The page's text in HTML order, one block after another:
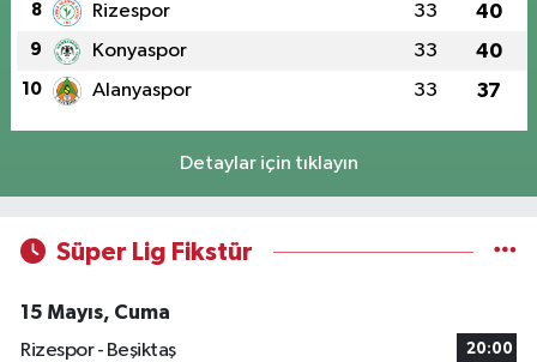
8 Rizespor 33 40
9 Konyaspor 33 40
10 Alanyaspor 33 37
Detaylar için tıklayın
Süper Lig Fikstür
15 Mayıs, Cuma
Rizespor - Beşiktaş
20:00